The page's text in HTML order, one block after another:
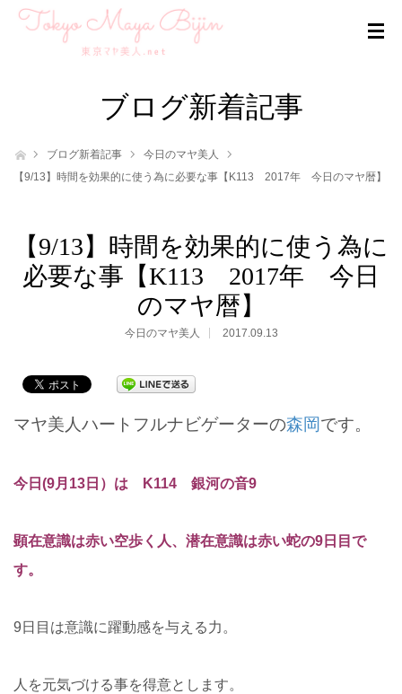
ブログ新着記事
ホームブログ新着記事
今日のマヤ美人
【9/13】時間を効果的に使う為に必要な事【K113 2017年 今日のマヤ暦】
【9/13】時間を効果的に使う為に
必要な事【K113 2017年 今日
のマヤ暦】
今日のマヤ美人 2017.09.13
マヤ美人ハートフルナビゲーターの森岡です。
今日(9月13日）は K114 銀河の音9
顕在意識は赤い空歩く人、潜在意識は赤い蛇の9日目で
す。
9日目は意識に躍動感を与える力。
人を元気づける事を得意とします。